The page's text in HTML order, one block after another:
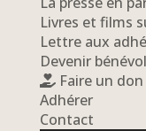
Livres et films
Lettre aux
Devenir
Faire un don
Adhérer
Contact